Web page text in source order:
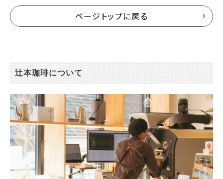
ページトップに戻る
辻本珈琲について